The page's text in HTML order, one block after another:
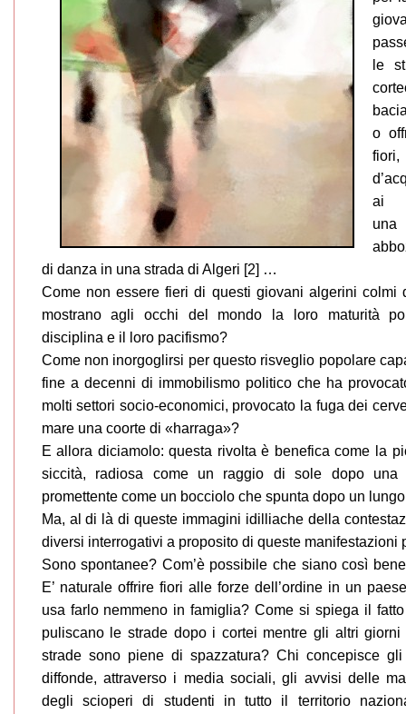
le
o
ai
di danza in una strada di Algeri [2] …
Come non essere fieri di questi giovani algerini colmi
mostrano agli occhi del mondo la loro maturità
disciplina e il loro pacifismo?
Come non inorgoglirsi per questo risveglio popolare
fine a decenni di immobilismo politico che ha
molti settori socio-economici, provocato la fuga dei
mare una coorte di «harraga»?
E allora diciamolo: questa rivolta è benefica come la
siccità, radiosa come un raggio di sole dopo
promettente come un bocciolo che spunta dopo un
Ma, al di là di queste immagini idilliache della
diversi interrogativi a proposito di queste manifestazioni
Sono spontanee? Com’è possibile che siano così
E’ naturale offrire fiori alle forze dell’ordine in un
usa farlo nemmeno in famiglia? Come si spiega il
puliscano le strade dopo i cortei mentre gli altri giorni
strade sono piene di spazzatura? Chi concepisce
diffonde, attraverso i media sociali, gli avvisi delle
degli scioperi di studenti in tutto il territorio